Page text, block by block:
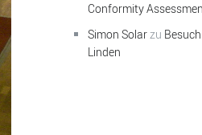
Conformity
Simon Solarzu
Linden